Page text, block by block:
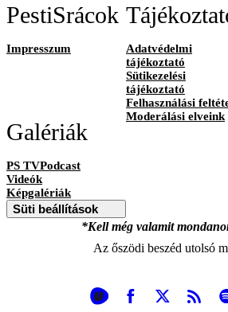
PestiSrácok
Impresszum
Adatvédelmi
tájékoztató
Sütikezelési
tájékoztató
Felhasználási
Moderálási elveink
Galériák
PS TVPodcast
Videók
Képgalériák
Süti beállítások
*Kell még valamit
Az őszödi beszéd utolsó